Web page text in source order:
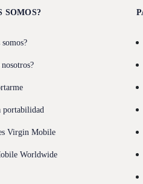
SOMOS?
somos?
portabilidad
Virgin Mobile
Worldwide